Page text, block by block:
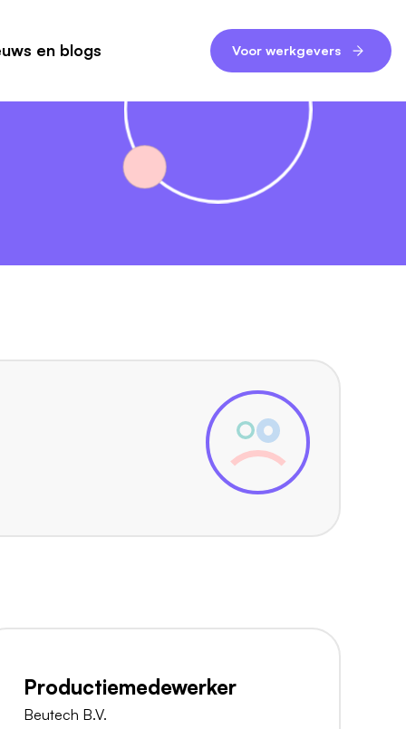
en blogs Voor werkgevers
Productiemedewerker
Beutech B.V.